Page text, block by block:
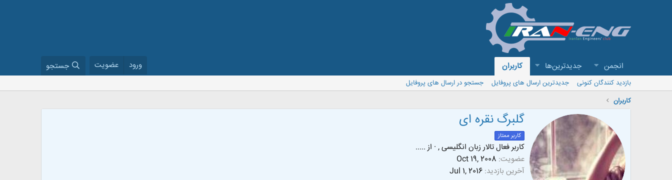
انجمن جدیدترین‌ها کاربران ورود عضویت جستجو
بازدید کنندگان کنونی جدیدترین ارسال های پروفایل
جستجو در ارسال های پروفایل
کاربران
گلبرگ نقره ای
کاربر ممتاز
کاربر فعال تالار زبان انگلیسی , · از .....
عضویت Oct 19, 2008
آخرین بازدید Jul 1, 2016